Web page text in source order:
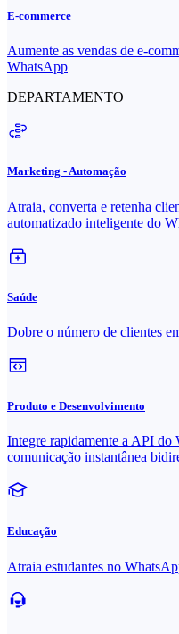
E-commerce
Aumente as vendas de e-
WhatsApp
DEPARTAMENTO
Marketing - Automação
Atraia, converta e retenha
automatizado inteligente do
Saúde
Dobre o número de clientes
Produto e Desenvolvimento
Integre rapidamente a API
comunicação instantânea
Educação
Atraia estudantes no